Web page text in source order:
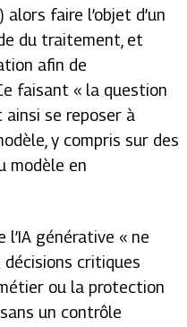
faire l’objet d’un
du traitement, et
afin de
faisant « la question
ainsi se reposer à
y compris sur des
modèle en
l’IA générative « ne
critiques
ou la protection
un contrôle